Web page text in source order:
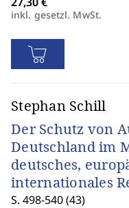
inkl. gesetzl. MwSt.
Stephan Schill
Der Schutz von
Deutschland im
deutsches,
internationales
S. 498-540 (43)